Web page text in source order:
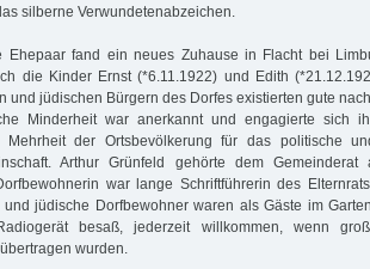
silberne Verwundetenabzeichen.
Ehepaar fand ein neues Zuhause in Flacht bei
die Kinder Ernst (*6.11.1922) und Edith
und jüdischen Bürgern des Dorfes existierten gute
Minderheit war anerkannt und engagierte sich
Mehrheit der Ortsbevölkerung für das politische
Arthur Grünfeld gehörte dem
war lange Schriftführerin des
und jüdische Dorfbewohner waren als Gäste im
besaß, jederzeit willkommen, wenn
wurden.